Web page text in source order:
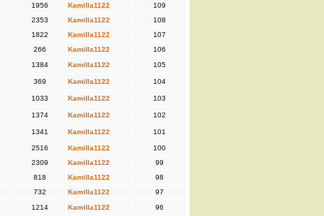
1956 Kamilla1122
109
2353 Kamilla1122
108
1822 Kamilla1122
107
266 Kamilla1122
106
1384 Kamilla1122 105
369 Kamilla1122 104
1033 Kamilla1122 103
1374 Kamilla1122 102
1341 Kamilla1122 101
2516 Kamilla1122
100
2309 Kamilla1122
99
818 Kamilla1122
98
732 Kamilla1122
97
1214 Kamilla1122 96